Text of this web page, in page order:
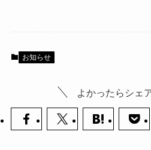
お知らせ
よかったらシェ